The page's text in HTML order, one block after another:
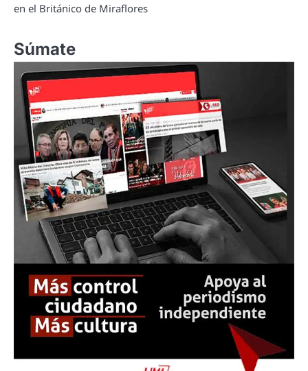
en el Británico de Miraflores
Súmate